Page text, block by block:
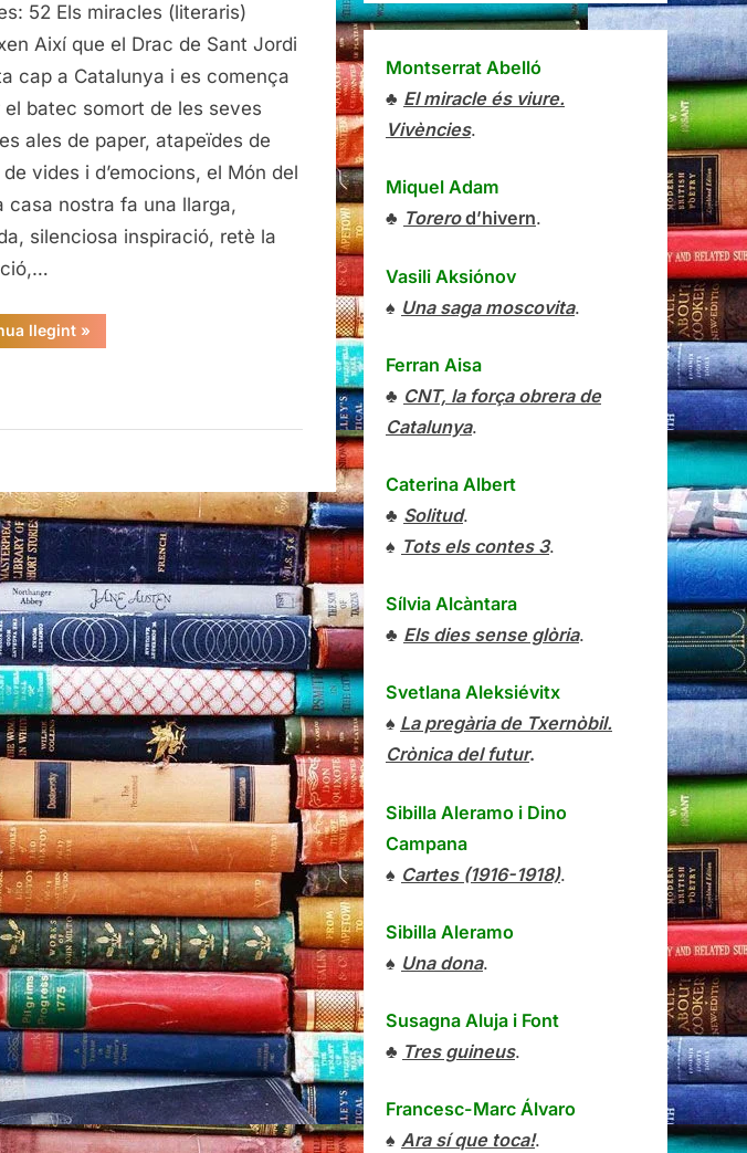
Berenar
literari
(de
El
Cucut)
52 Els miracles (literaris)
Així que el Drac de Sant Jordi
cap a Catalunya i es comença
el batec somort de les seves
ales de paper, atapeïdes de
vides i d’emocions, el Món del
casa nostra fa una llarga,
silenciosa inspiració, retè la
llegint“El
Berenar
»
Montserrat Abelló
♣ El miracle és viure.
Vivències.
Miquel Adam
♣ Torerod’hivern.
Vasili Aksiónov
♠ Una saga moscovita.
Ferran Aisa
♣ CNT, la força obrera de
Catalunya.
Caterina Albert
♣ Solitud.
♠ Tots els contes 3.
Sílvia Alcàntara
♣ Els dies sense glòria.
Svetlana Aleksiévitx
♠ La pregària de Txernòbil.
Crònica del futur.
Sibilla Aleramo i Dino
Campana
♠ Cartes (1916-1918).
Sibilla Aleramo
♠ Una dona.
Susagna Aluja i Font
♣ Tres guineus.
Francesc-Marc Álvaro
♠ Ara sí que toca!.